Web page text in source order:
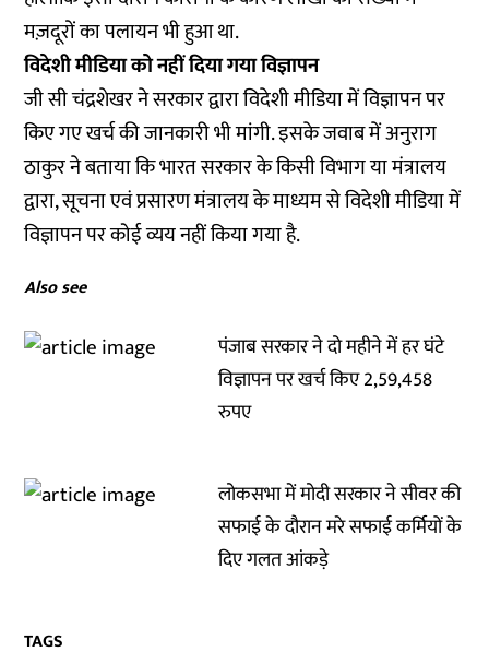
मज़दूरों का पलायन भी हुआ था.
विदेशी मीडिया को नहीं दिया गया विज्ञापन
जी सी चंद्रशेखर ने सरकार द्वारा विदेशी मीडिया में विज्ञापन पर
किए गए खर्च की जानकारी भी मांगी. इसके जवाब में अनुराग
ठाकुर ने बताया कि भारत सरकार के किसी विभाग या मंत्रालय
द्वारा, सूचना एवं प्रसारण मंत्रालय के माध्यम से विदेशी मीडिया में
विज्ञापन पर कोई व्यय नहीं किया गया है.
Also see
पंजाब सरकार ने दो महीने में हर घंटे
विज्ञापन पर खर्च किए 2,59,458
रुपए
लोकसभा में मोदी सरकार ने सीवर की
सफाई के दौरान मरे सफाई कर्मियों के
दिए गलत आंकड़े
TAGS